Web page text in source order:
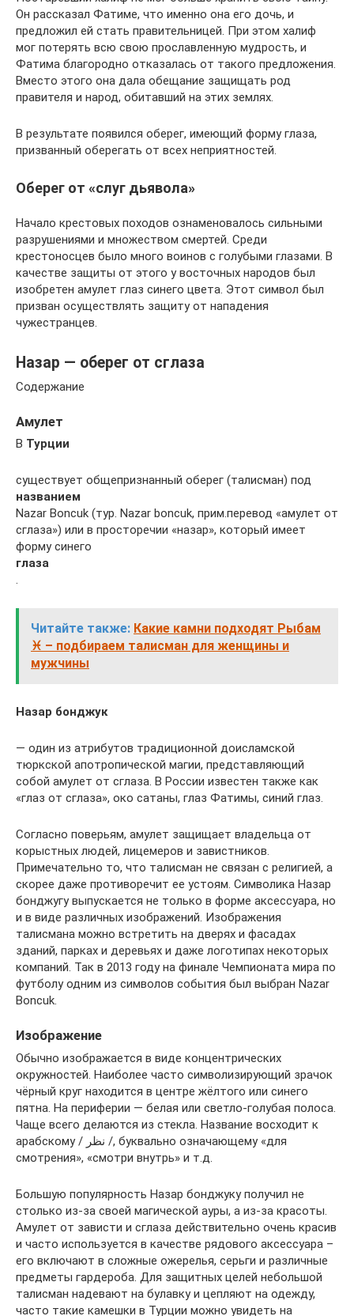
Он рассказал Фатиме, что именно она его дочь, и
предложил ей стать правительницей. При этом халиф
мог потерять всю свою прославленную мудрость, и
Фатима благородно отказалась от такого предложения.
Вместо этого она дала обещание защищать род
правителя и народ, обитавший на этих землях.
В результате появился оберег, имеющий форму глаза,
призванный оберегать от всех неприятностей.
Оберег от «слуг дьявола»
Начало крестовых походов ознаменовалось сильными
разрушениями и множеством смертей. Среди
крестоносцев было много воинов с голубыми глазами. В
качестве защиты от этого у восточных народов был
изобретен амулет глаз синего цвета. Этот символ был
призван осуществлять защиту от нападения
чужестранцев.
Назар — оберег от сглаза
Содержание
Амулет
В Турции
существует общепризнанный оберег (талисман) под
названием
Nazar Boncuk (тур. Nazar boncuk, прим.перевод «амулет от
сглаза») или в просторечии «назар», который имеет
форму синего
глаза
.
Читайте также: Какие камни подходят Рыбам
♓ – подбираем талисман для женщины и
мужчины
Назар бонджук
— один из атрибутов традиционной доисламской
тюркской апотропической магии, представляющий
собой амулет от сглаза. В России известен также как
«глаз от сглаза», око сатаны, глаз Фатимы, синий глаз.
Согласно поверьям, амулет защищает владельца от
корыстных людей, лицемеров и завистников.
Примечательно то, что талисман не связан с религией, а
скорее даже противоречит ее устоям. Символика Назар
бонджугу выпускается не только в форме аксессуара, но
и в виде различных изображений. Изображения
талисмана можно встретить на дверях и фасадах
зданий, парках и деревьях и даже логотипах некоторых
компаний. Так в 2013 году на финале Чемпионата мира по
футболу одним из символов события был выбран Nazar
Boncuk.
Изображение
Обычно изображается в виде концентрических
окружностей. Наиболее часто символизирующий зрачок
чёрный круг находится в центре жёлтого или синего
пятна. На периферии — белая или светло-голубая полоса.
Чаще всего делаются из стекла. Название восходит к
арабскому / نظر /, буквально означающему «для
смотрения», «смотри внутрь» и т.д.
Большую популярность Назар бонджуку получил не
столько из-за своей магической ауры, а из-за красоты.
Амулет от зависти и сглаза действительно очень красив
и часто используется в качестве рядового аксессуара –
его включают в сложные ожерелья, серьги и различные
предметы гардероба. Для защитных целей небольшой
талисман надевают на булавку и цепляют на одежду,
часто такие камешки в Турции можно увидеть на